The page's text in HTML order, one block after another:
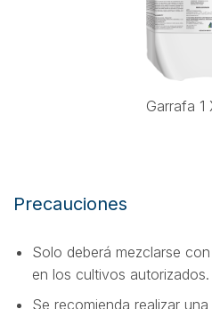
Garrafa 1
Precauciones
Solo deberá mezclarse
en los cultivos autorizados.
Se recomienda realizar